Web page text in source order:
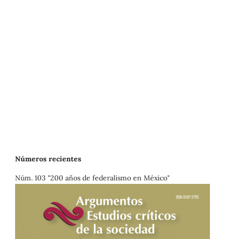
Números recientes
Núm. 103 "200 años de federalismo en México"